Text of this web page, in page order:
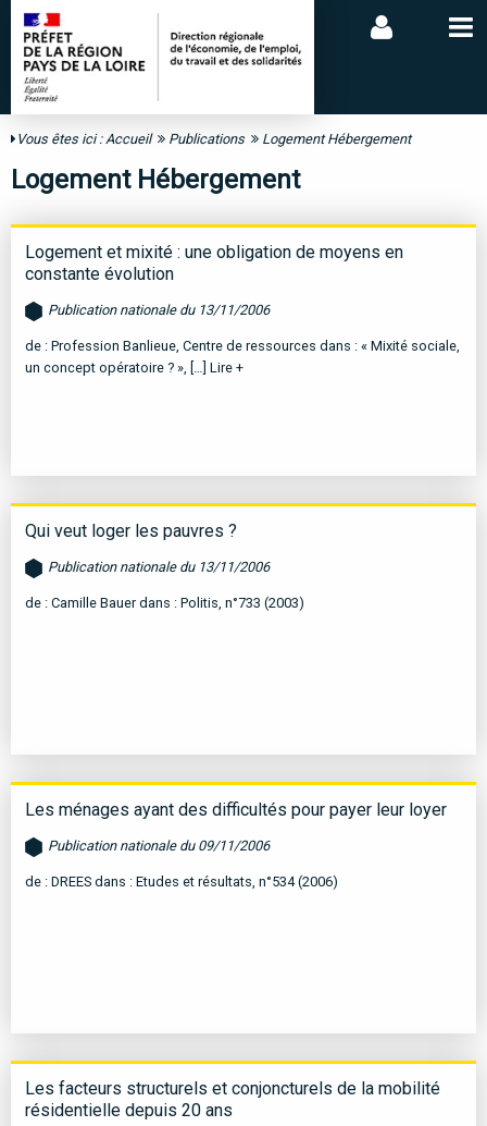
Vous êtes ici :Accueil Publications Logement Hébergement
Logement Hébergement
Logement et mixité : une obligation de moyens en
constante évolution
Publication nationale du 13/11/2006
de : Profession Banlieue, Centre de ressources dans : « Mixité sociale,
un concept opératoire ? », […] Lire +
Qui veut loger les pauvres ?
Publication nationale du 13/11/2006
de : Camille Bauer dans : Politis, n°733 (2003)
Les ménages ayant des difficultés pour payer leur loyer
Publication nationale du 09/11/2006
de : DREES dans : Etudes et résultats, n°534 (2006)
Les facteurs structurels et conjoncturels de la mobilité
résidentielle depuis 20 ans